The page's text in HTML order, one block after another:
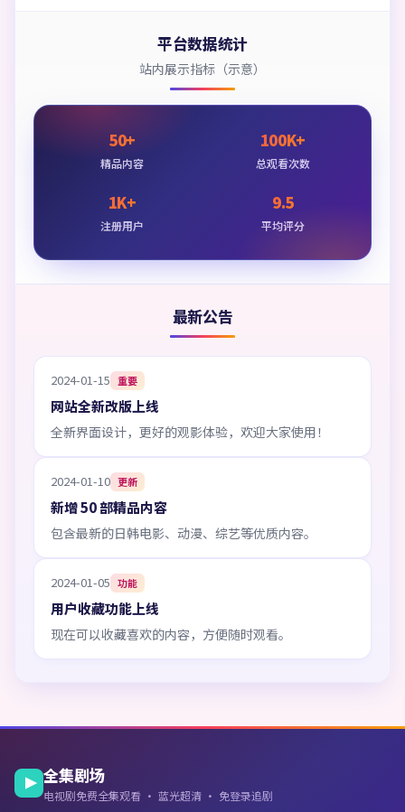
平台数据统计
站内展示指标（示意）
50+
精品内容
100K+
总观看次数
1K+
注册用户
9.5
平均评分
最新公告
2024-01-15 重要
网站全新改版上线
全新界面设计，更好的观影体验，欢迎大家使用！
2024-01-10 更新
新增 50 部精品内容
包含最新的日韩电影、动漫、综艺等优质内容。
2024-01-05 功能
用户收藏功能上线
现在可以收藏喜欢的内容，方便随时观看。
全集剧场
电视剧免费全集观看 · 蓝光超清 · 免登录追剧